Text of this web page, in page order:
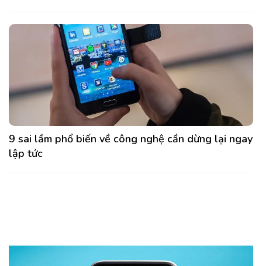
9 sai lầm phổ biến về công nghệ cần dừng lại ngay
lập tức